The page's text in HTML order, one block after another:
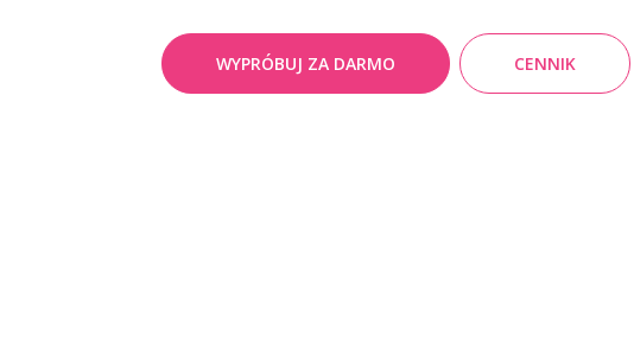
WYPRÓBUJ ZA DARMO CENNIK